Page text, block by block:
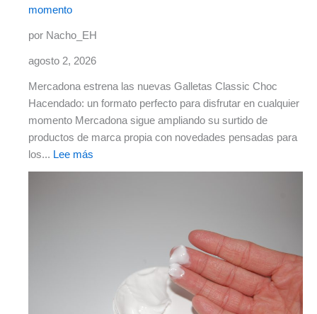
momento
por Nacho_EH
agosto 2, 2026
Mercadona estrena las nuevas Galletas Classic Choc
Hacendado: un formato perfecto para disfrutar en cualquier
momento Mercadona sigue ampliando su surtido de
productos de marca propia con novedades pensadas para
los... Lee más